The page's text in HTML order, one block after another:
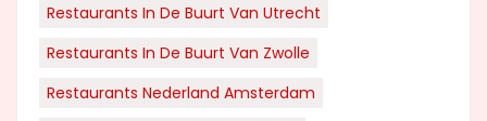
Restaurants In De Buurt Van Utrecht
Restaurants In De Buurt Van Zwolle
Restaurants Nederland Amsterdam